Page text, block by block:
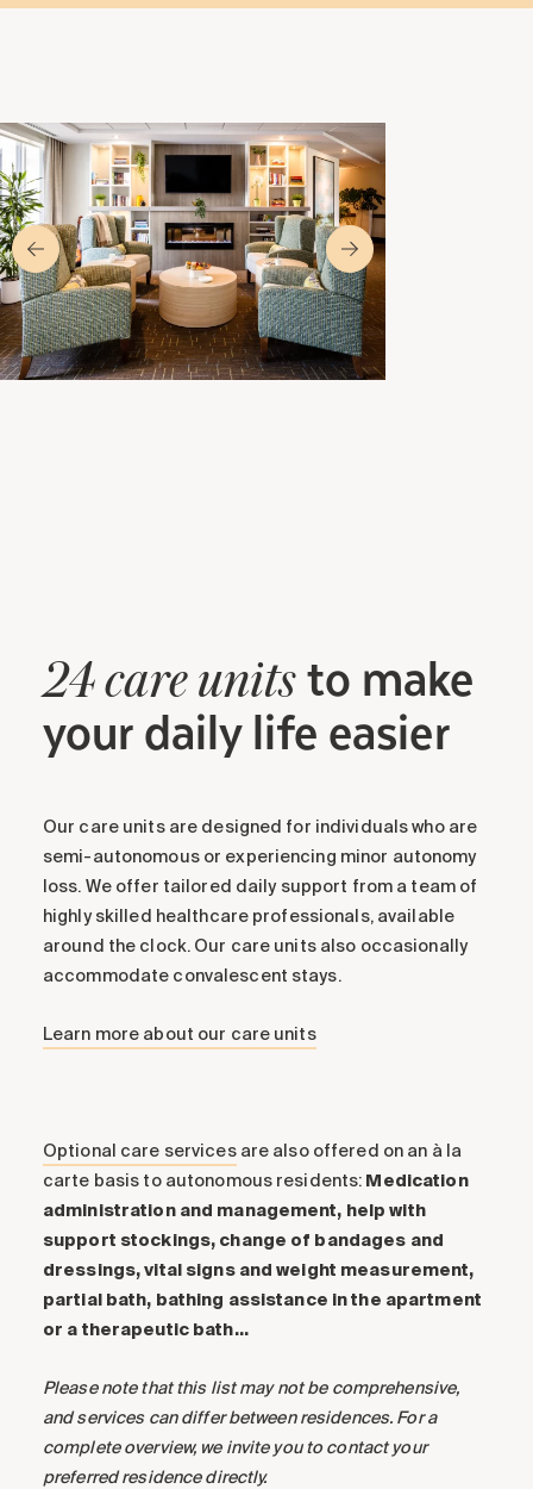
Le mardi 11 août de 19h00 à 21h00 sur la piste de
danse
La soirée de danse de la FADOQ de Laval est de
retour chez vous !
Cet événement est ouvert à tous les
résidents/résidentes de la résidence IVVI.
Soirée dansante formule de style ‘’5 à 7’’,
Apportez vos consommations et venez vous
amuser. Ce mois-ci thématique année 50-60,
24 care unitsto make
your daily life easier
Our care units are designed for individuals who are
semi-autonomous or experiencing minor autonomy
loss. We offer tailored daily support from a team of
highly skilled healthcare professionals, available
around the clock. Our care units also occasionally
accommodate convalescent stays.
Learn more about our care units
Optional care servicesare also offered on an à la
carte basis to autonomous residents: Medication
administration and management, help with
support stockings, change of bandages and
dressings, vital signs and weight measurement,
partial bath, bathing assistance in the apartment
or a therapeutic bath…
Please note that this list may not be comprehensive,
and services can differ between residences. For a
complete overview, we invite you to contact your
preferred residence directly.